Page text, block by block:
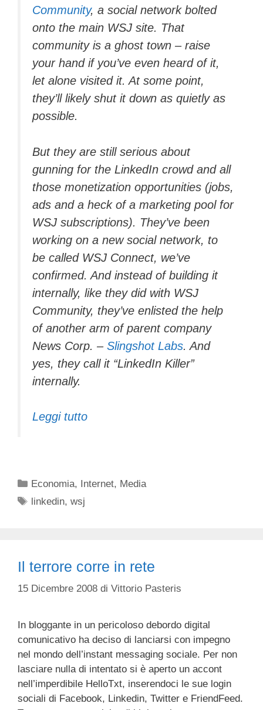
Community, a social network bolted
onto the main WSJ site. That
community is a ghost town – raise
your hand if you’ve even heard of it,
let alone visited it. At some point,
they’ll likely shut it down as quietly as
possible.
But they are still serious about
gunning for the LinkedIn crowd and all
those monetization opportunities (jobs,
ads and a heck of a marketing pool for
WSJ subscriptions). They’ve been
working on a new social network, to
be called WSJ Connect, we’ve
confirmed. And instead of building it
internally, like they did with WSJ
Community, they’ve enlisted the help
of another arm of parent company
News Corp. – Slingshot Labs. And
yes, they call it “LinkedIn Killer”
internally.
Leggi tutto
Categorie
Economia, Internet, Media
Tag
linkedin,wsj
Il terrore corre in rete
15 Dicembre 2008 di Vittorio Pasteris
In bloggante in un pericoloso debordo digital
comunicativo ha deciso di lanciarsi con impegno
nel mondo dell’instant messaging sociale. Per non
lasciare nulla di intentato si è aperto un accont
nell’imperdibile HelloTxt, inserendoci le sue login
sociali di Facebook, Linkedin, Twitter e FriendFeed.